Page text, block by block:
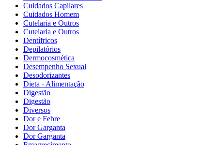
Cuidados Capilares
Cuidados Homem
Cutelaria e Outros
Cutelaria e Outros
Dentífricos
Depilatórios
Dermocosmética
Desempenho Sexual
Desodorizantes
Dieta - Alimentação
Digestão
Digestão
Diversos
Dor e Febre
Dor Garganta
Dor Garganta